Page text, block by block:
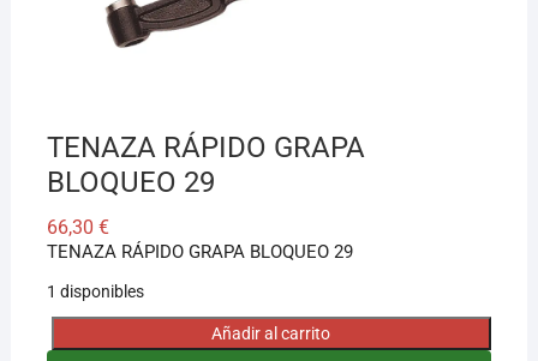
TENAZA RÁPIDO GRAPA
BLOQUEO 29
66,30 €
TENAZA RÁPIDO GRAPA BLOQUEO 29
1 disponibles
TENAZA
Añadir al carrito